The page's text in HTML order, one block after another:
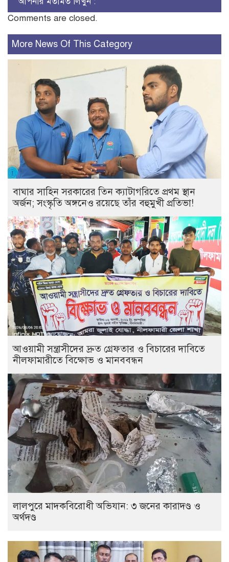
Comments are closed.
More News Of This Category
বাঘার সাহিন সরকারের তিন ক্যাটাগরিতে প্রথম স্থান
অর্জন; সংস্কৃতি অঙ্গনেও রয়েছে তাঁর বহুমুখী প্রতিভা!
আওয়ামী সন্ত্রাসীদের দ্রুত গ্রেফতার ও বিচারের দাবিতে
নীলফামারীতে বিক্ষোভ ও মানববন্ধন
লালপুরে মাদকবিরোধী অভিযান: ৩ জনের কারাদণ্ড ও
অর্থদণ্ড